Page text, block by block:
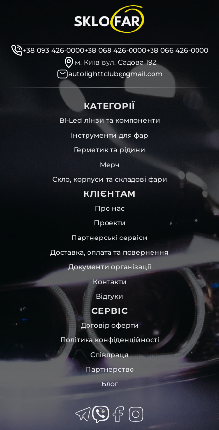
+38 093 426-0000+38 068 426-0000+38 066 426-0000
м. Київ вул. Садова 192
autolighttclub@gmail.com
КАТЕГОРІЇ
Bi-Led лінзи та компоненти
Інструменти для фар
Герметик та рідини
Мерч
Скло, корпуси та складові фари
КЛІЄНТАМ
Про нас
Проекти
Партнерські сервіси
Доставка, оплата та повернення
Документи організації
Контакти
Відгуки
СЕРВІС
Договір оферти
Політика конфіденційності
Співпраця
Партнерство
Блог